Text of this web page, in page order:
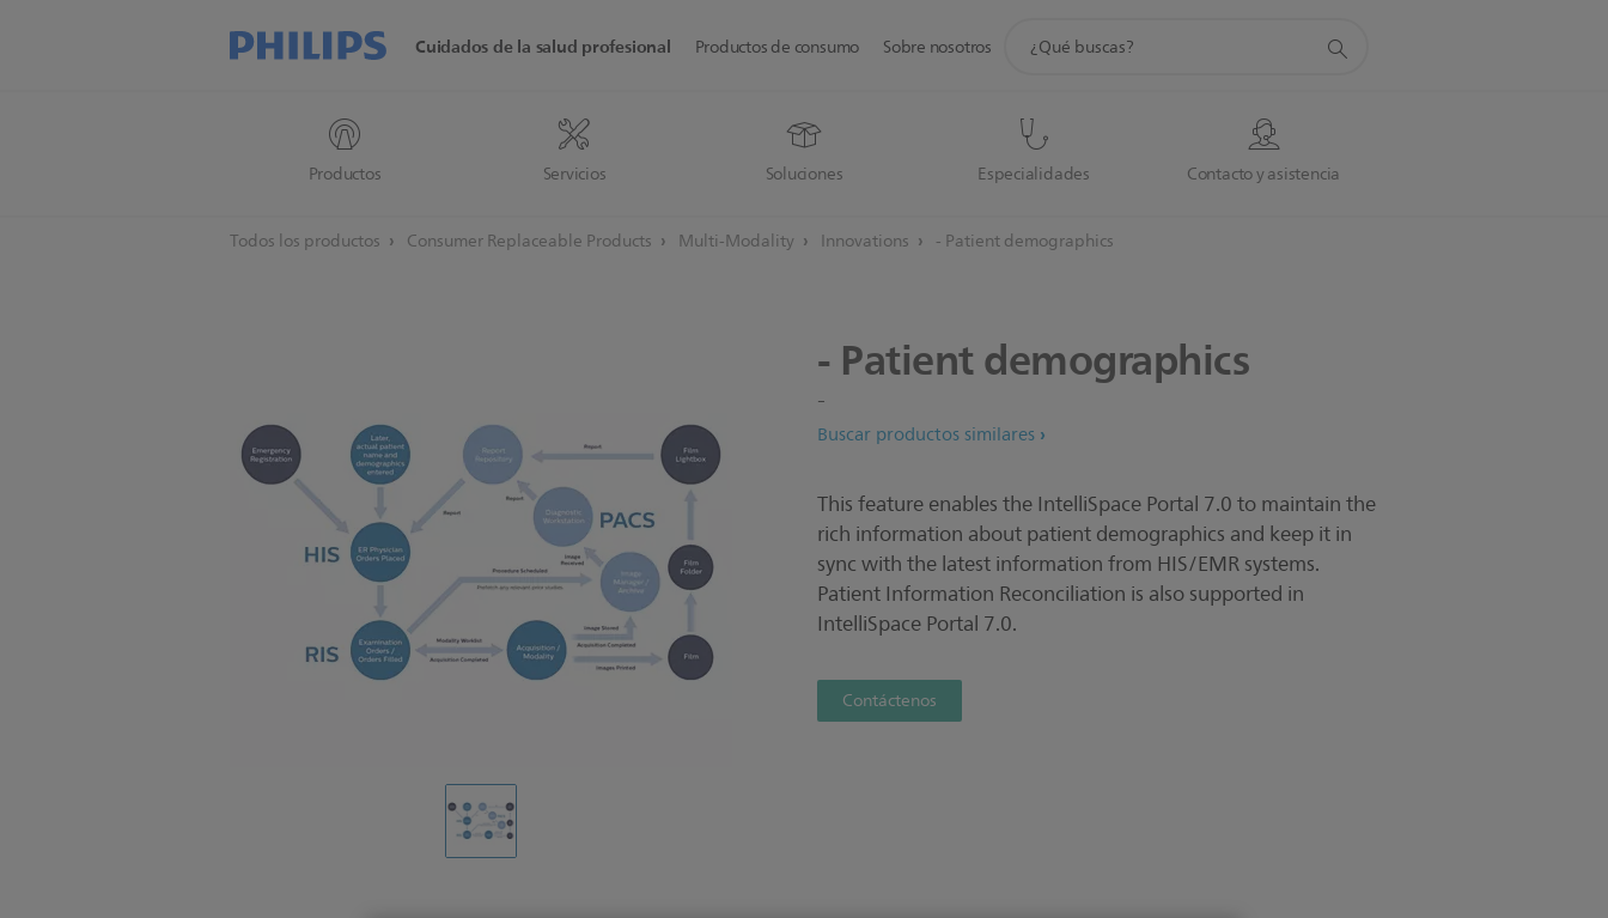
Cuidados de la salud profesional
Productos Servicios Soluciones Especialidades Contacto y asistencia
Productos de consumo Sobre nosotros
búsqueda
Todos los productos Consumer Replaceable Products Multi-Modality Innovations - Patient demographics
- Patientdemographics
-
Buscar productos similares
This feature enables the IntelliSpace Portal 7.0 to maintain the
rich information about patient demographics and keep it in
sync with the latest information from HIS/EMR systems.
Patient Information Reconciliation is also supported in
IntelliSpace Portal 7.0.
Contáctenos